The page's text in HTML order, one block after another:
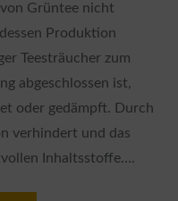
Grüntee nicht
Produktion
Teesträucher zum
abgeschlossen ist,
oder gedämpft. Durch
verhindert und das
Inhaltsstoffe….